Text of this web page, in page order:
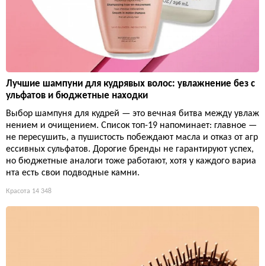
Лучшие шампуни для кудрявых волос: увлажнение без с
ульфатов и бюджетные находки
Выбор шампуня для кудрей — это вечная битва между увлаж
нением и очищением. Список топ-19 напоминает: главное —
не пересушить, а пушистость побеждают масла и отказ от агр
ессивных сульфатов. Дорогие бренды не гарантируют успех,
но бюджетные аналоги тоже работают, хотя у каждого вариа
нта есть свои подводные камни.
Красота 14 348